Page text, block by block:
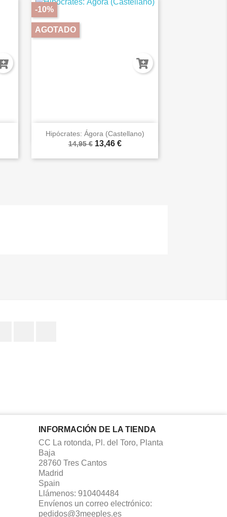
Hipócrates: Ágora (Castellano)
14,95 € 13,46 €
-10%
AGOTADO
 Vista rápida
INFORMACIÓN DE LA TIENDA
CC La rotonda, Pl. del Toro, Planta
Baja
28760 Tres Cantos
Madrid
Spain
Llámenos: 910404484
Envíenos un correo electrónico:
pedidos@3meeples.es